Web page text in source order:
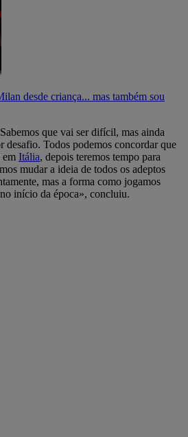
desde criança... mas também sou
que vai ser difícil, mas ainda
desafio. Todos podemos concordar que
em Itália, depois teremos tempo para
mudar a ideia de todos os adeptos
mas a forma como jogamos
início da época», concluiu.